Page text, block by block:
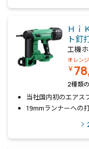
Ｈｉ
ト釘
工機
オレン
￥
2種類
当社国内初のエアス
19mmランナーへの